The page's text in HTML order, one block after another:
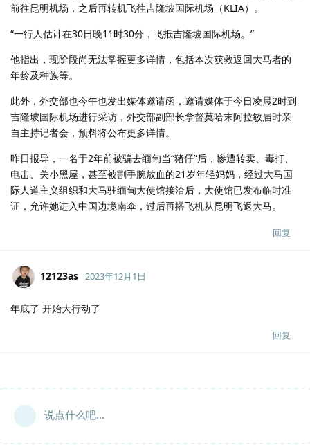
前往昆明机场，之后再转机飞往吉隆坡国际机场（KLIA）。
“一行人估计在30日晚11时30分，飞抵吉隆坡国际机场。”
他指出，现阶段尚无法掌握更多详情，包括本次获救返回大马者的
年龄及种族等。
此外，外交部也今午也发出媒体邀请函，邀请媒体于今日凌晨2时到
吉隆坡国际机场进行采访，外交部副部长拿督莫哈末阿拉敏届时亲
自主持记者会，预料将公布更多详情。
昨日报导，一名于2年前被骗去缅甸当“猪仔”后，惨遭转卖、毒打、
电击、关小黑屋，甚至被割手腕放血的21岁年轻妈妈，经过大马国
际人道主义组织和大马驻缅甸大使馆接洽后，大使馆已发布临时准
证，允许她进入中国边境南伞，过后再搭飞机从昆明飞返大马。
回复
12123as 2023年12月1日
年底了 开始大行动了
回复
说点什么吧...